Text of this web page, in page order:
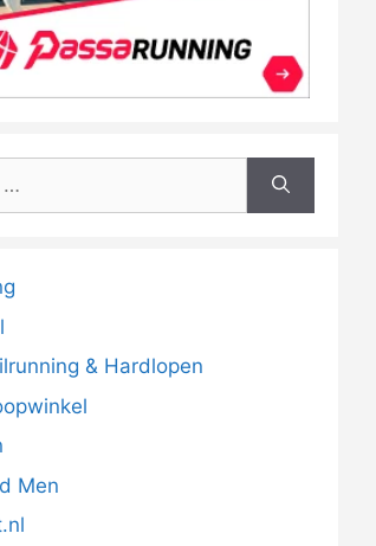
& Hardlopen
Men